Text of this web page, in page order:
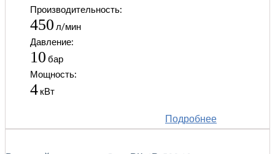
Производительность:
450 л/мин
Давление:
10 бар
Мощность:
4 кВт
Подробнее